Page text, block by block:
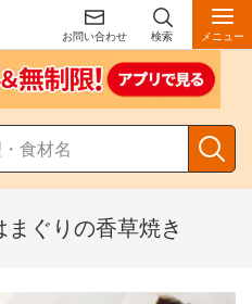
お問い合わせ 検索 メニュー
ぐりの香草焼き